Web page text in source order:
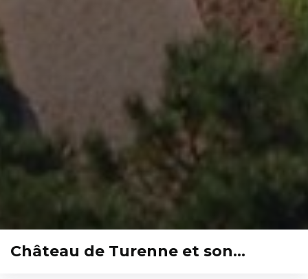
Château de Turenne et son…